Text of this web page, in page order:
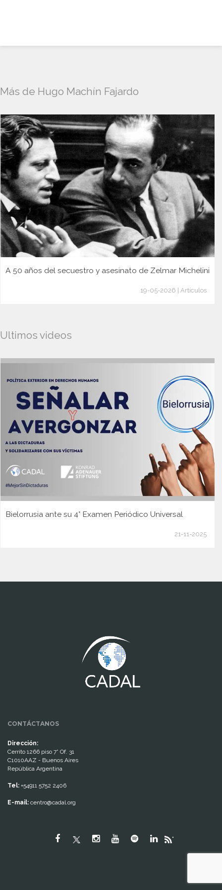
Más de Hugo Machín Fajardo
A 50 años del secuestro y asesinato de Zelmar Michelini
19-05-2026 | Artículos
Ultimos videos
Bielorrusia ante su 4° Examen Periódico Universal
21-11-2025
CONTÁCTANOS
Dirección:
Cerrito 1266 piso 7° Of. 31
C1010AAZ - Buenos Aires
República Argentina
Tel: +54911 5752 2406
E-mail: centro@cadal.org
"